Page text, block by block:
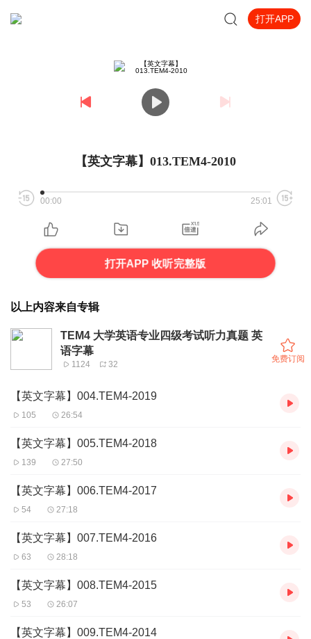
打开APP
【英文字幕】013.TEM4-2010
00:00 25:01
打开APP 收听完整版
以上内容来自专辑
TEM4 大学英语专业四级考试听力真题 英
语字幕
1124 32
免费订阅
【英文字幕】004.TEM4-2019
105 26:54
【英文字幕】005.TEM4-2018
139 27:50
【英文字幕】006.TEM4-2017
54 27:18
【英文字幕】007.TEM4-2016
63 28:18
【英文字幕】008.TEM4-2015
53 26:07
【英文字幕】009.TEM4-2014